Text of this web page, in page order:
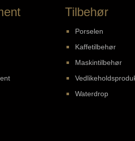
Tilbehør
Porselen
Kaffetilbehør
Maskintilbehør
Waterdrop